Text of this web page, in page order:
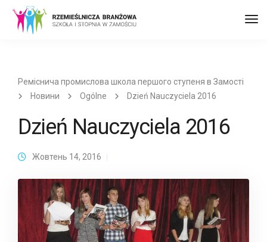
Реміснича промислова школа першого ступеня в Замості
Новини
Ogólne Dzień Nauczyciela 2016
Dzień Nauczyciela 2016
Жовтень 14, 2016